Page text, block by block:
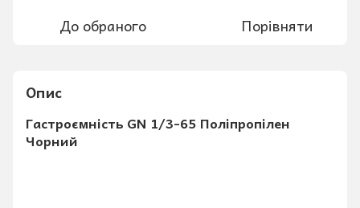
До обраного Порівняти
Опис
Гастроємність GN 1/3-65 Поліпропілен
Чорний